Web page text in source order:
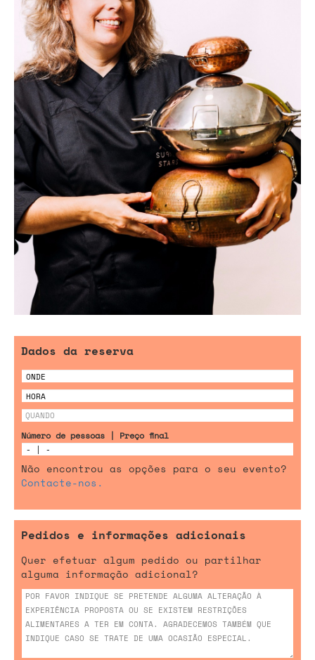
Dados da reserva
Número de pessoas | Preço final
Não encontrou as opções para o seu evento?
Contacte-nos.
Pedidos e informações adicionais
Quer efetuar algum pedido ou partilhar
alguma informação adicional?